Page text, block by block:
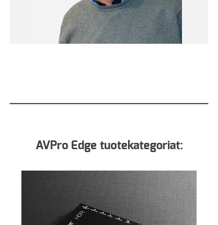
AVPro Edge tuotekategoriat: